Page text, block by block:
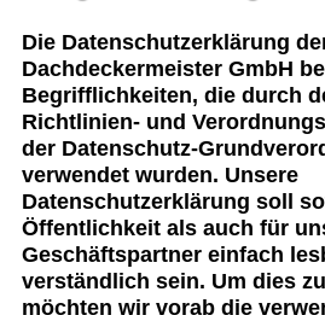
Die Datenschutzerklärung
Dachdeckermeister GmbH
Begrifflichkeiten, die durch
Richtlinien- und
der Datenschutz-
verwendet wurden. Unsere
Datenschutzerklärung soll
Öffentlichkeit als auch für
Geschäftspartner einfach
verständlich sein. Um dies
möchten wir vorab die